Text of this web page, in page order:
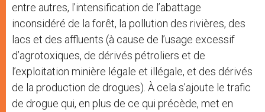
entre autres, l’intensification de l’abattage
inconsidéré de la forêt, la pollution des rivières, des
lacs et des affluents (à cause de l’usage excessif
d’agrotoxiques, de dérivés pétroliers et de
l’exploitation minière légale et illégale, et des dérivés
de la production de drogues). À cela s’ajoute le trafic
de drogue qui, en plus de ce qui précède, met en